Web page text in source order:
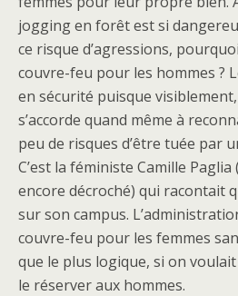
jogging en forêt est si
ce risque d’agressions,
couvre-feu pour les hommes ?
en sécurité puisque
s’accorde quand même à
peu de risques d’être tuée par
C’est la féministe Camille Paglia
encore décroché) qui racontait
sur son campus.
couvre-feu pour les femmes
que le plus logique, si on
le réserver aux hommes.